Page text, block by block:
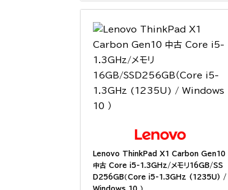
Lenovo ThinkPad X1 Carbon Gen10
中古 Core i5-1.3GHz/メモリ16GB/SS
D256GB（Core i5-1.3GHz (1235U) /
Windows 10 ）